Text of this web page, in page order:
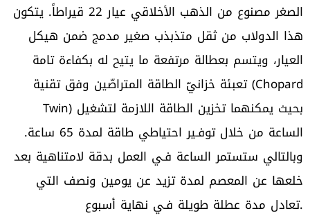
الصغر مصنوع من الذهب الأخلاقي عيار 22 قيراطاً. يتكون
هذا الدولاب من ثقل متذبذب صغير مدمج ضمن هيكل
العيار، ويتسم بعطالة مرتفعة ما يتيح له بكفاءة تامة
تعبئة خزانيّ الطاقة المتراصّين وفق تقنية (Chopard
Twin) بحيث يمكنهما تخزين الطاقة اللازمة لتشغيل
الساعة من خلال توفـير احتياطي طاقة لمدة 65 ساعة.
وبالتالي ستستمر الساعة فـي العمل بدقة لامتناهية بعد
خلعها عن المعصم لمدة تزيد عن يومين ونصف التي
تعادل مدة عطلة طويلة فـي نهاية أسبوع.